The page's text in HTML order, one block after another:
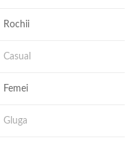
Rochii
Casual
Femei
Gluga